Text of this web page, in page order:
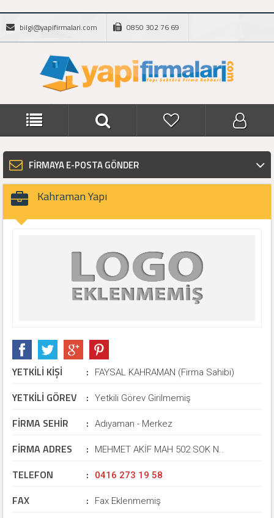
bilgi@yapifirmalari.com 0850 302 76 69
FİRMAYA E-POSTA GÖNDER
Kahraman Yapı
YETKİLİ KİŞİ : FAYSAL KAHRAMAN (Firma Sahibi)
YETKİLİ GÖREV : Yetkili Görev Girilmemiş
FİRMA SEHİR : Adıyaman - Merkez
FİRMA ADRES : MEHMET AKİF MAH 502 SOK N..
TELEFON : 0416 273 19 58
FAX : Fax Eklenmemiş